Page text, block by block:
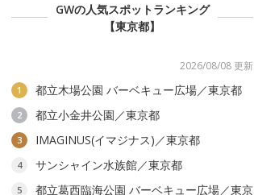
GWの人気スポットランキング
【東京都】
2026/08/08 更新
1 都立木場公園 バーベキュー広場／東京都
2 都立小金井公園／東京都
3 IMAGINUS(イマジナス)／東京都
4 サンシャイン水族館／東京都
5
都立葛西臨海公園 バーベキュー広場／東京